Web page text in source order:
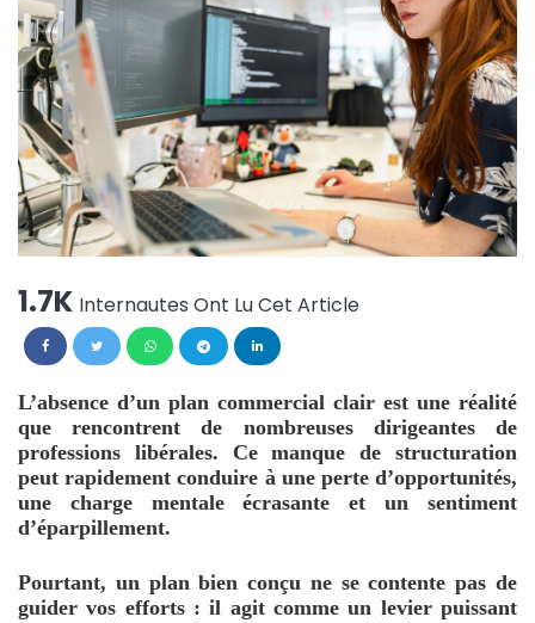
1.7K Internautes Ont Lu Cet Article
L’absence d’un plan commercial clair est une réalité
que rencontrent de nombreuses dirigeantes de
professions libérales. Ce manque de structuration
peut rapidement conduire à une perte d’opportunités,
une charge mentale écrasante et un sentiment
d’éparpillement.
Pourtant, un plan bien conçu ne se contente pas de
guider vos efforts : il agit comme un levier puissant